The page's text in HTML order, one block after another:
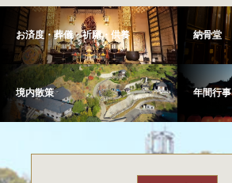
お済度・葬儀・祈願・供養 納骨堂
境内散策 年間行事